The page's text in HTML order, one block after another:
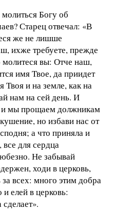
Богу об
Старец отвечал: «В
же не лишше
ихже требуете, прежде
вы: Отче наш,
имя Твое, да приидет
Твоя и на земле, как на
нам на сей день. И
и мы прощаем должникам
но избави нас от
а что приняла и
для сердца
Не забывай
ходи в церковь,
всех: много этим добра
елей в церковь: